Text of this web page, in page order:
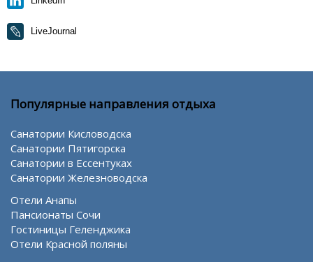
LiveJournal
Популярные направления отдыха
Санатории Кисловодска
Санатории Пятигорска
Санатории в Ессентуках
Санатории Железноводска
Отели Анапы
Пансионаты Сочи
Гостиницы Геленджика
Отели Красной поляны